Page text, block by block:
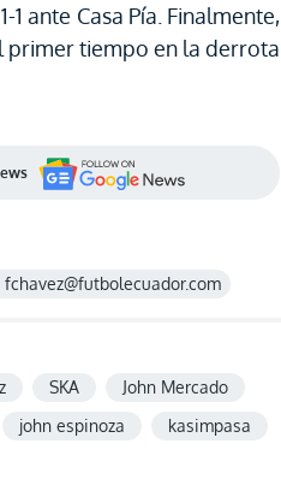
ante Casa Pía. Finalmente,
primer tiempo en la derrota
fchavez@futbolecuador.com
SKA
John Mercado
john espinoza
kasimpasa